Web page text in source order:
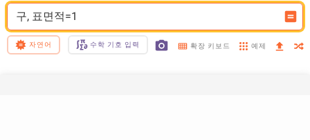
구, 표면적=1
자연어 수학 기호 입력 확장 키보드 예제